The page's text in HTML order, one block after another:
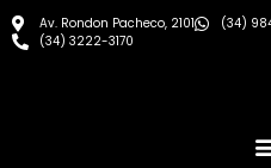
Av. Rondon Pacheco, 2101
(34)
(34) 3222-3170